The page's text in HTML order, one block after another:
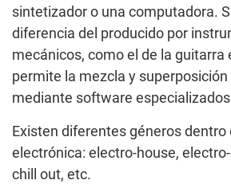
sintetizador o una computadora.
diferencia del producido por
mecánicos, como el de la guitarra
permite la mezcla y
mediante software
Existen diferentes géneros dentro
electrónica: electro-house,
chill out, etc.